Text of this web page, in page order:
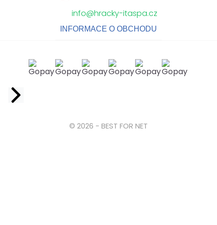
info@hracky-itaspa.cz
INFORMACE O OBCHODU
© 2026 - BEST FOR NET